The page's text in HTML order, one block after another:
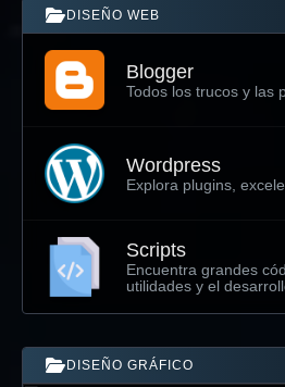
DISEÑO WEB
Blogger
Todos los trucos y las
Wordpress
Explora plugins,
Scripts
Encuentra grandes
utilidades y el
DISEÑO GRÁFICO